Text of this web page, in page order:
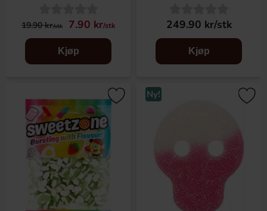
19.90 kr/stk 7.90 kr/stk
Kjøp
249.90 kr/stk
Kjøp
Ny!